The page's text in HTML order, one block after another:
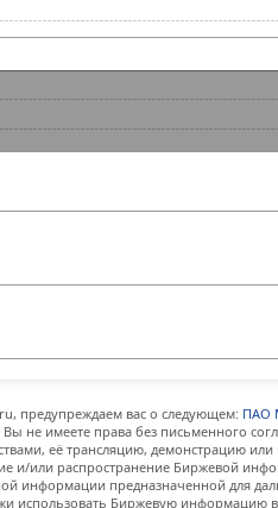
предупреждаем вас о следующем: ПАО
не имеете права без письменного
её трансляцию, демонстрацию
и/или распространение Биржевой
информации предназначенной для
использовать Биржевую информацию